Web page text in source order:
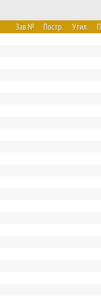
Зав.№ Постр. Утил.